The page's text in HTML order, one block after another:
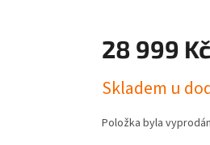
28 999 Kč
cena:
Skladem u
Položka byla